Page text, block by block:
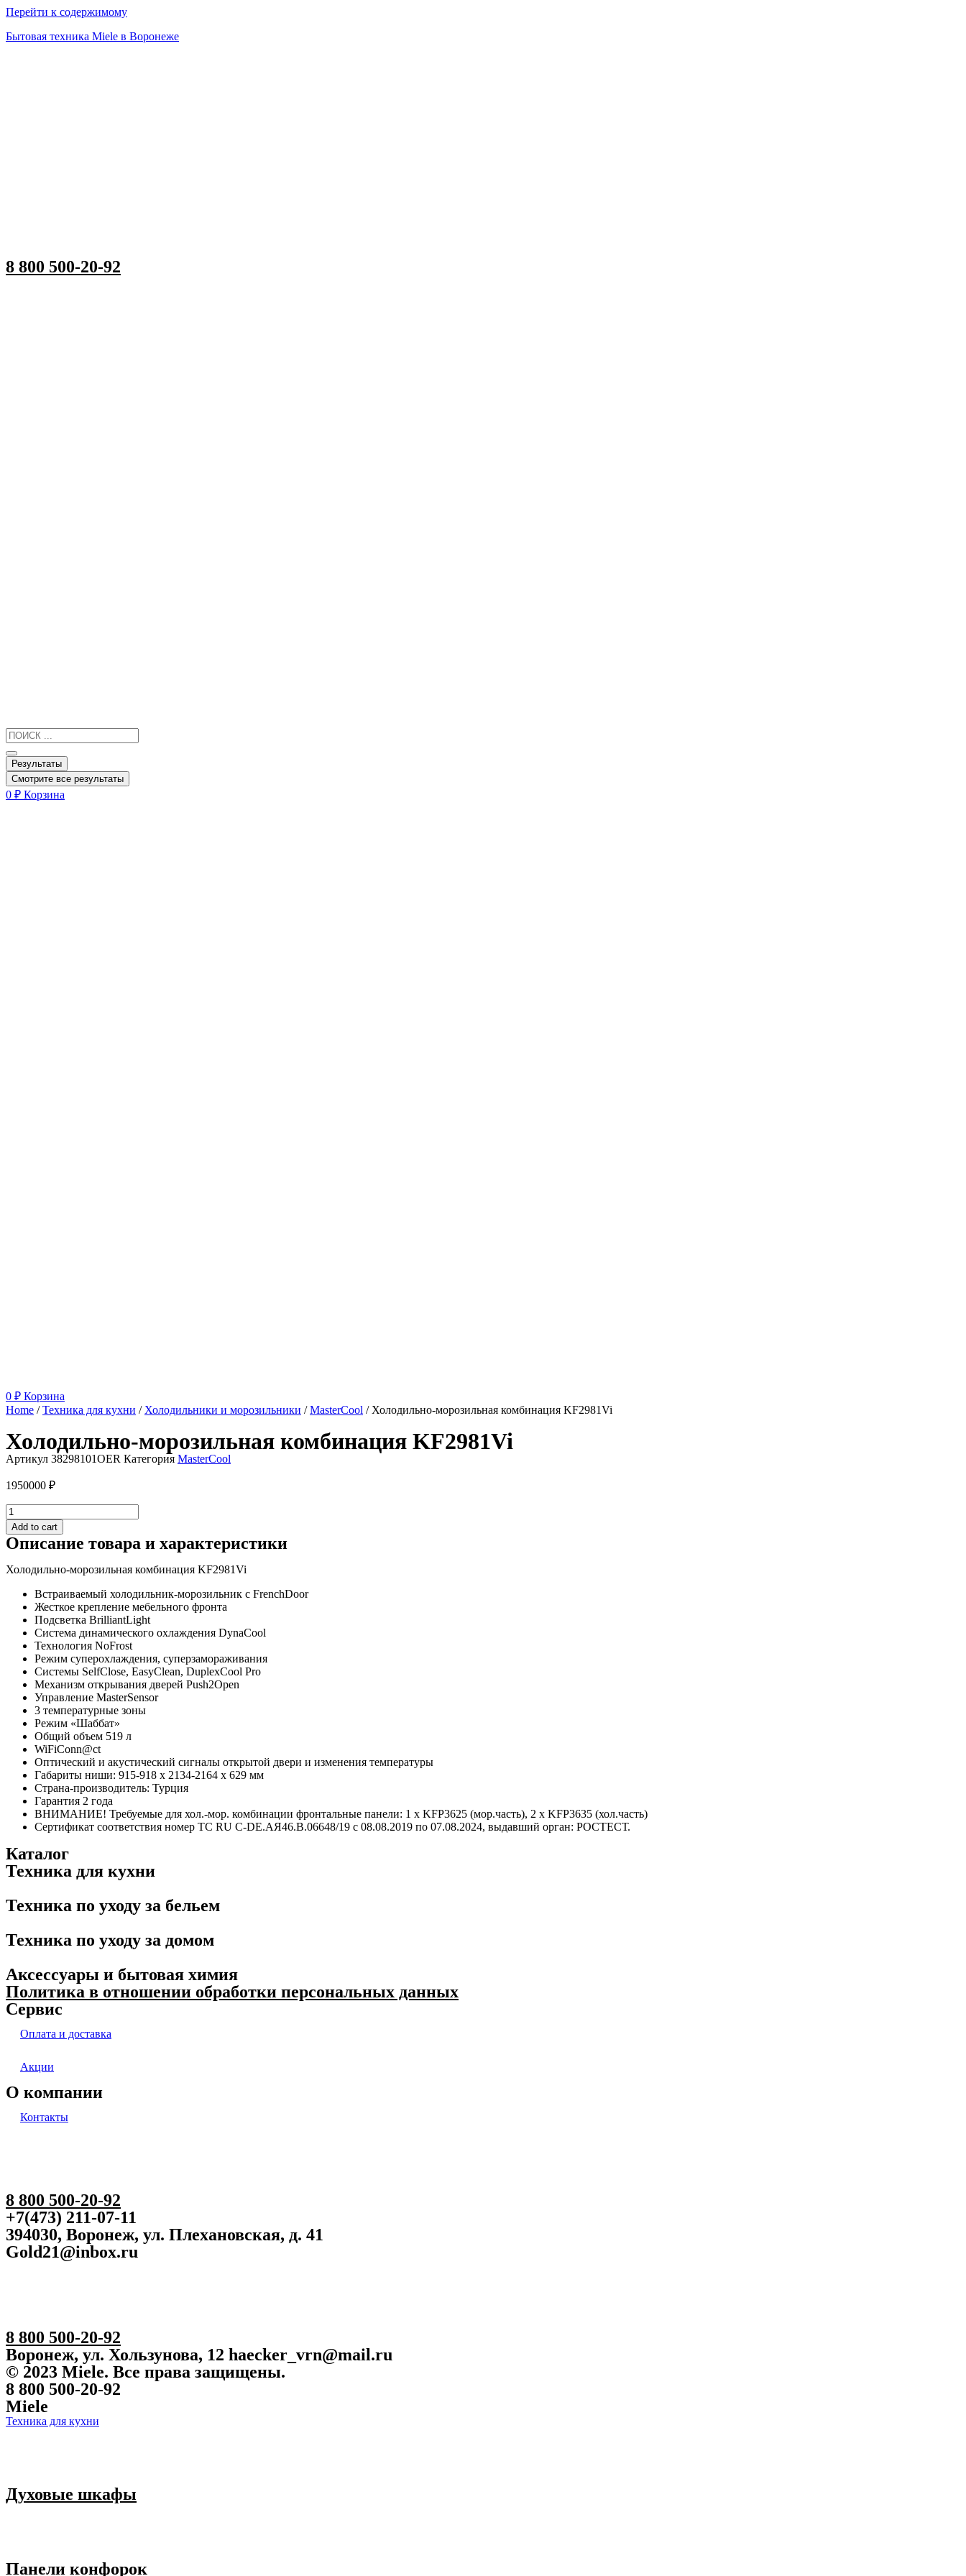
Перейти к содержимому
Бытовая техника Miele в Воронеже
8 800 500-20-92
Результаты
Смотрите все результаты
0 ₽ Корзина
0 ₽ Корзина
Home /Техника для кухни / Холодильники и морозильники /MasterCool / Холодильно-морозильная комбинация KF2981Vi
Холодильно-морозильная комбинация KF2981Vi
Артикул 38298101OER Категория MasterCool
1950000 ₽
Холодильно-
морозильная
комбинация
KF2981Vi
Add to cart
Описание товара и характеристики
Холодильно-морозильная комбинация KF2981Vi
Встраиваемый холодильник-морозильник с FrenchDoor
Жесткое крепление мебельного фронта
Подсветка BrilliantLight
Система динамического охлаждения DynaCool
Технология NoFrost
Режим суперохлаждения, суперзамораживания
Системы SelfClose, EasyClean, DuplexCool Pro
Механизм открывания дверей Push2Open
Управление MasterSensor
3 температурные зоны
Режим «Шаббат»
Общий объем 519 л
WiFiConn@ct
Оптический и акустический сигналы открытой двери и изменения температуры
Габариты ниши: 915-918 x 2134-2164 x 629 мм
Страна-производитель: Турция
Гарантия 2 года
ВНИМАНИЕ! Требуемые для хол.-мор. комбинации фронтальные панели: 1 х KFP3625 (мор.часть), 2 х KFP3635 (хол.часть)
Сертификат соответствия номер ТС RU C-DE.АЯ46.B.06648/19 с 08.08.2019 по 07.08.2024, выдавший орган: РОСТЕСТ.
Каталог
Техника для кухни
Техника по уходу за бельем
Техника по уходу за домом
Аксессуары и бытовая химия
Политика в отношении обработки персональных данных
Сервис
Оплата и доставка
Акции
О компании
Контакты
8 800 500-20-92
+7(473) 211-07-11
394030, Воронеж, ул. Плехановская, д. 41
Gold21@inbox.ru
8 800 500-20-92
Воронеж, ул. Хользунова, 12 haecker_vrn@mail.ru
© 2023 Miele. Все права защищены.
8 800 500-20-92
Miele
Техника для кухни
Духовые шкафы
Панели конфорок